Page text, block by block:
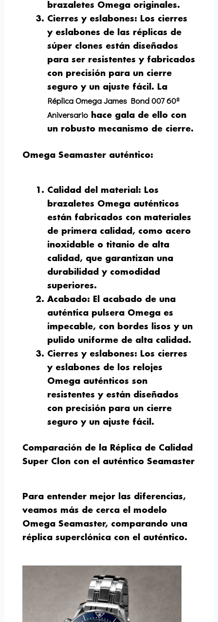
brazaletes Omega originales.
Cierres y eslabones: Los cierres
y eslabones de las réplicas de
súper clones están diseñados
para ser resistentes y fabricados
con precisión para un cierre
seguro y un ajuste fácil. La
Réplica Omega James Bond 007 60º
Aniversario hace gala de ello con
un robusto mecanismo de cierre.
Omega Seamaster auténtico:
Calidad del material : Los
brazaletes Omega auténticos
están fabricados con materiales
de primera calidad, como acero
inoxidable o titanio de alta
calidad, que garantizan una
durabilidad y comodidad
superiores.
Acabado: El acabado de una
auténtica pulsera Omega es
impecable, con bordes lisos y un
pulido uniforme de alta calidad.
Cierres y eslabones: Los cierres
y eslabones de los relojes
Omega auténticos son
resistentes y están diseñados
con precisión para un cierre
seguro y un ajuste fácil.
Comparación de la Réplica de Calidad
Super Clon con el auténtico Seamaster
Para entender mejor las diferencias,
veamos más de cerca el modelo
Omega Seamaster, comparando una
réplica superclónica con el auténtico.